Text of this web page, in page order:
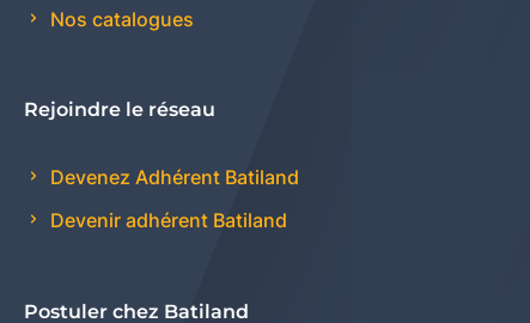
Nos catalogues
Rejoindre le réseau
Devenez Adhérent Batiland
Devenir adhérent Batiland
Postuler chez Batiland